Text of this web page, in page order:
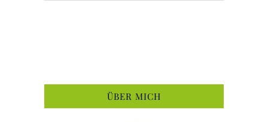
ÜBER MICH